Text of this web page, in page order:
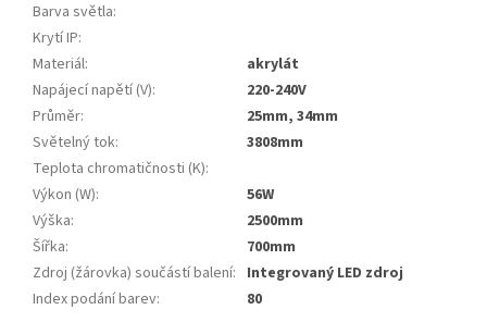
Barva světla:
Krytí IP:
Materiál:
akrylát
Napájecí napětí (V):
220-240V
Průměr:
25mm, 34mm
Světelný tok:
3808mm
Teplota chromatičnosti (K):
Výkon (W):
56W
Výška:
2500mm
Šířka:
700mm
Zdroj (žárovka) součástí balení: Integrovaný LED zdroj
Index podání barev: 80